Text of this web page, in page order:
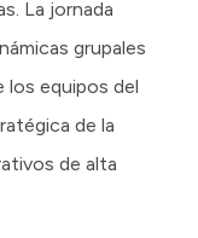
La jornada
grupales
los equipos del
de la
de alta